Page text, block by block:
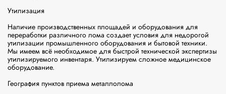
Утилизация
Наличие производственных площадей и оборудования для
переработки различного лома создает условия для недорогой
утилизации промышленного оборудования и бытовой техники.
Мы имеем всё необходимое для быстрой технической экспертизы
утилизируемого инвентаря. Утилизируем сложное медицинское
оборудование.
География пунктов приема металлолома